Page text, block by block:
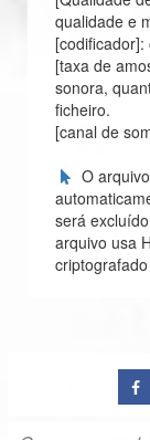
qualidade e
[taxa de
sonora,
ficheiro.
[canal de
O
será
arquivo usa